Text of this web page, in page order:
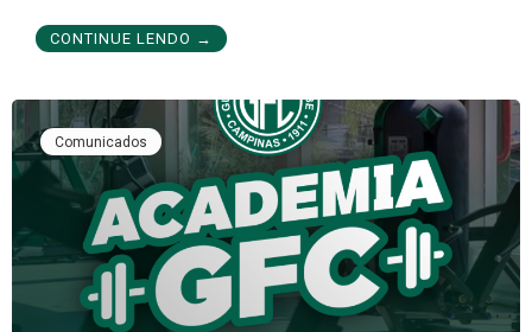
CONTINUE LENDO →
Comunicados